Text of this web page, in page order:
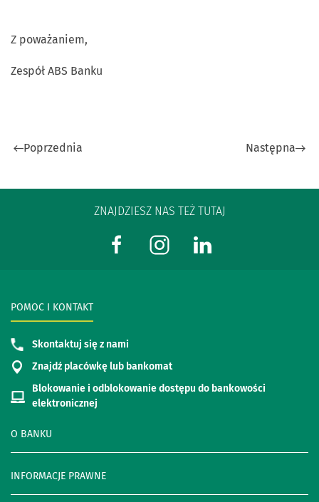
Z poważaniem,
Zespół ABS Banku
Poprzednia Następna
ZNAJDZIESZ NAS TEŻ TUTAJ
O BANKU
INFORMACJE PRAWNE
POMOC I KONTAKT
Skontaktuj się z nami
Znajdź placówkę lub bankomat
Blokowanie i odblokowanie dostępu do bankowości
elektronicznej